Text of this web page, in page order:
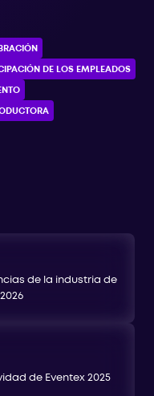
DE LOS EMPLEADOS
de la industria de
de Eventex 2025